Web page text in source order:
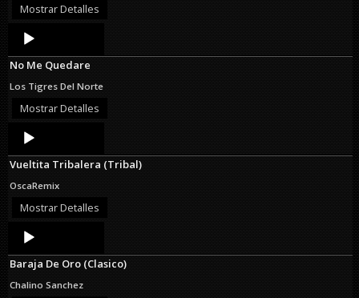
Mostrar Detalles
Audio
Player
No Me Quedare
Los Tigres Del Norte
Mostrar Detalles
Audio
Player
Vueltita Tribalera (Tribal)
OscaRemix
Mostrar Detalles
Audio
Player
Baraja De Oro (Clasico)
Chalino Sanchez